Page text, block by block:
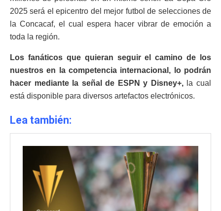
2025 será el epicentro del mejor futbol de selecciones de
la Concacaf, el cual espera hacer vibrar de emoción a
toda la región.
Los fanáticos que quieran seguir el camino de los
nuestros en la competencia internacional, lo podrán
hacer mediante la señal de ESPN y Disney+,la cual
está disponible para diversos artefactos electrónicos.
Lea también: